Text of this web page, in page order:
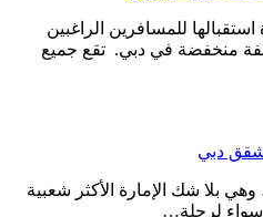
للمسافرين الراغبين
منخفضة في دبي. تقع جميع
شقق دبي
بلا شك الإمارة الأكثر شعبية
سواء لرحلة…